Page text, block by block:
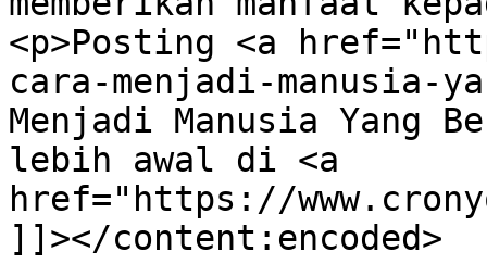
<p>Posting <a
cara-menjadi-manusia-
Menjadi Manusia Yang
lebih awal di <a
href="https://
]]></content:encoded>